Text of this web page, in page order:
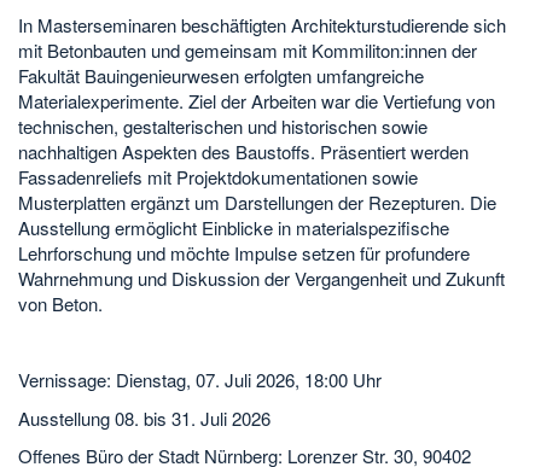
In Masterseminaren beschäftigten Architekturstudierende sich
mit Betonbauten und gemeinsam mit Kommiliton:innen der
Fakultät Bauingenieurwesen erfolgten umfangreiche
Materialexperimente. Ziel der Arbeiten war die Vertiefung von
technischen, gestalterischen und historischen sowie
nachhaltigen Aspekten des Baustoffs. Präsentiert werden
Fassadenreliefs mit Projektdokumentationen sowie
Musterplatten ergänzt um Darstellungen der Rezepturen. Die
Ausstellung ermöglicht Einblicke in materialspezifische
Lehrforschung und möchte Impulse setzen für profundere
Wahrnehmung und Diskussion der Vergangenheit und Zukunft
von Beton.
Vernissage: Dienstag, 07. Juli 2026, 18:00 Uhr
Ausstellung 08. bis 31. Juli 2026
Offenes Büro der Stadt Nürnberg: Lorenzer Str. 30, 90402